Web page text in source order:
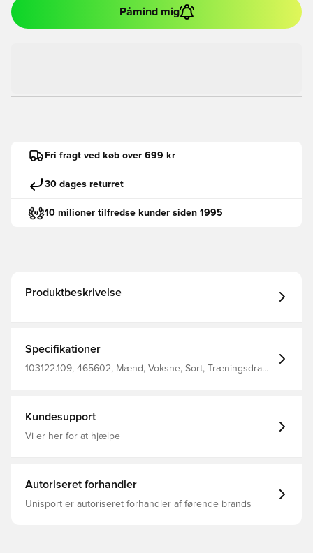
Påmind mig
Fri fragt ved køb over 699 kr
30 dages returret
10 milioner tilfredse kunder siden 1995
Produktbeskrivelse
Specifikationer
103122.109, 465602, Mænd, Voksne, Sort, Træningsdragt,
Kundesupport
Vi er her for at hjælpe
Autoriseret forhandler
Unisport er autoriseret forhandler af førende brands